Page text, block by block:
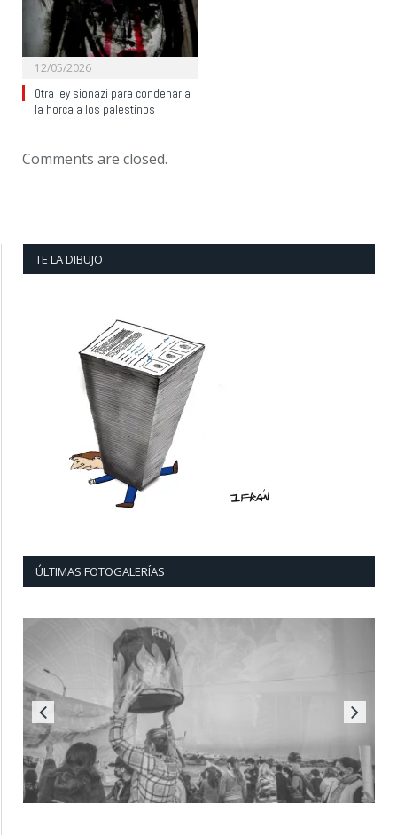
12/05/2026
Otra ley sionazi para condenar a
la horca a los palestinos
Comments are closed.
TE LA DIBUJO
ÚLTIMAS FOTOGALERÍAS